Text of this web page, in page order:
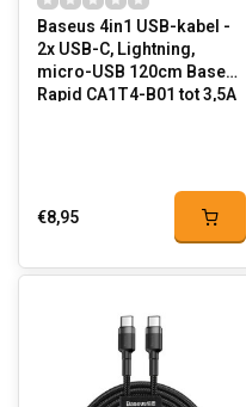
Baseus 4in1 USB-kabel -
2x USB-C, Lightning,
micro-USB 120cm Baseus
Rapid CA1T4-B01 tot 3,5A
€8,95